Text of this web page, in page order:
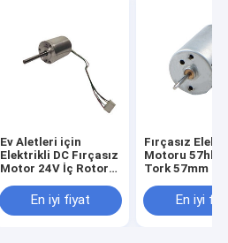
Ev Aletleri için
Elektrikli DC Fırçasız
Motor 24V İç Rotor
En iyi fiyat
Fırçasız
Motoru 57hbl
Tork 57mm
En iyi